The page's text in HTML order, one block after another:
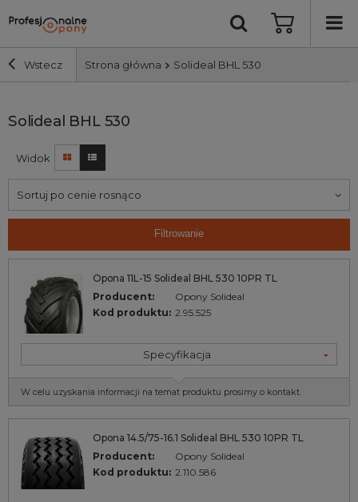
Wstecz Strona główna Solideal BHL 530
Szerokość i profil
Średnica
Producent
Nośność
Solideal BHL 530
Widok
Sortuj po cenie rosnąco
Filtrowanie
Opona 11L-15 Solideal BHL 530 10PR TL
Producent:
Opony Solideal
Kod produktu: 2.95.525
Specyfikacja
W celu uzyskania informacji na temat produktu prosimy o kontakt.
Opona 14.5/75-16.1 Solideal BHL 530 10PR TL
Producent:
Opony Solideal
Kod produktu: 2.110.586